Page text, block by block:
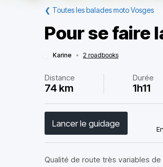
❮ Toutes les balades moto Vosges
Pour se faire
Karine • 2 roadbooks
Distance
74 km
Durée
1h11
Lancer le guidage
Qualité de route très variables